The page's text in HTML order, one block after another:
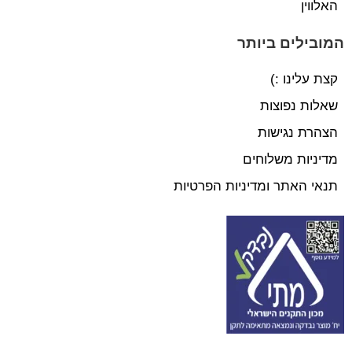
האלווין
המובילים ביותר
קצת עלינו :)
שאלות נפוצות
הצהרת נגישות
מדיניות משלוחים
תנאי האתר ומדיניות הפרטיות